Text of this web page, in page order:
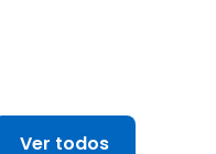
Ver todos